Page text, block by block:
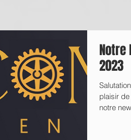
2023
plaisir
notre